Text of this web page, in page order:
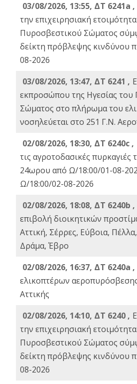
03/08/2026, 13:55, ΔΤ 6241a ,
την επιχειρησιακή
Πυροσβεστικού Σώματος
δείκτη πρόβλεψης κινδύνου
08-2026
03/08/2026, 13:47, ΔΤ 6241 ,
εκπροσώπου της Ηγεσίας του
Σώματος στο πλήρωμα του
νοσηλεύεται στο 251 Γ.Ν.
02/08/2026, 18:30, ΔΤ 6240c ,
τις αγροτοδασικές πυρκαγιές
24ωρου από Ω/18:00/01-08-
Ω/18:00/02-08-2026
02/08/2026, 18:08, ΔΤ 6240b ,
επιβολή διοικητικών
Αττική, Σέρρες, Εύβοια,
Δράμα, Έβρο
02/08/2026, 16:37, ΔΤ 6240a ,
ελικοπτέρων
Αττικής
02/08/2026, 14:10, ΔΤ 6240 ,
την επιχειρησιακή
Πυροσβεστικού Σώματος
δείκτη πρόβλεψης κινδύνου
08-2026